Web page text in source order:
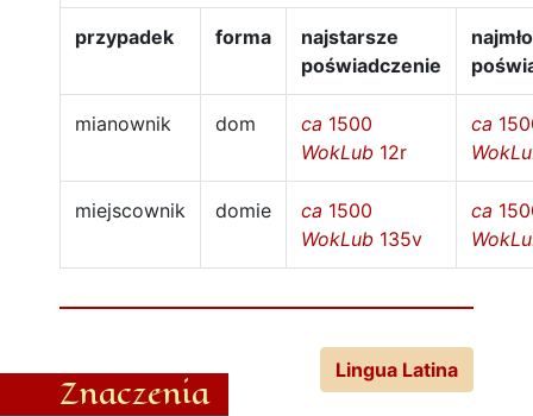
przypadek forma
najstarsze
poświadczenie
mianownik dom ca 1500
WokLub 12r
ca
miejscownik domie ca 1500
WokLub 135v
ca
Znaczenia
Lingua Latina